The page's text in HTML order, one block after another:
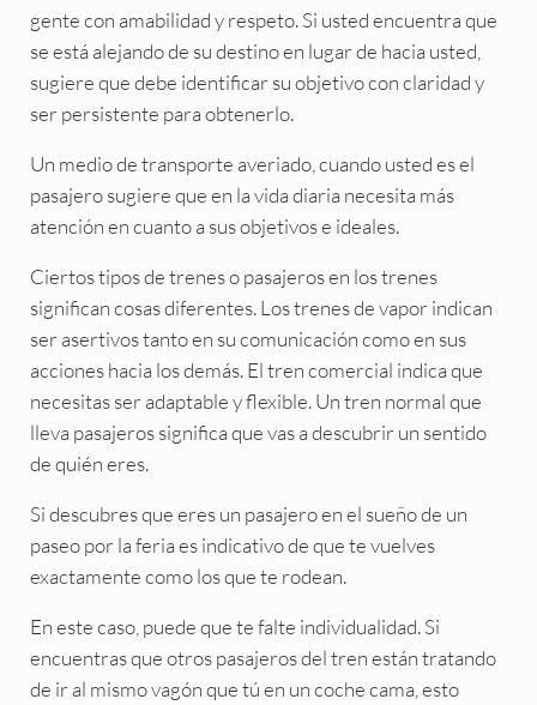
gente con amabilidad y respeto. Si usted encuentra que
se está alejando de su destino en lugar de hacia usted,
sugiere que debe identificar su objetivo con claridad y
ser persistente para obtenerlo.
Un medio de transporte averiado, cuando usted es el
pasajero sugiere que en la vida diaria necesita más
atención en cuanto a sus objetivos e ideales.
Ciertos tipos de trenes o pasajeros en los trenes
significan cosas diferentes. Los trenes de vapor indican
ser asertivos tanto en su comunicación como en sus
acciones hacia los demás. El tren comercial indica que
necesitas ser adaptable y flexible. Un tren normal que
lleva pasajeros significa que vas a descubrir un sentido
de quién eres.
Si descubres que eres un pasajero en el sueño de un
paseo por la feria es indicativo de que te vuelves
exactamente como los que te rodean.
En este caso, puede que te falte individualidad. Si
encuentras que otros pasajeros del tren están tratando
de ir al mismo vagón que tú en un coche cama, esto